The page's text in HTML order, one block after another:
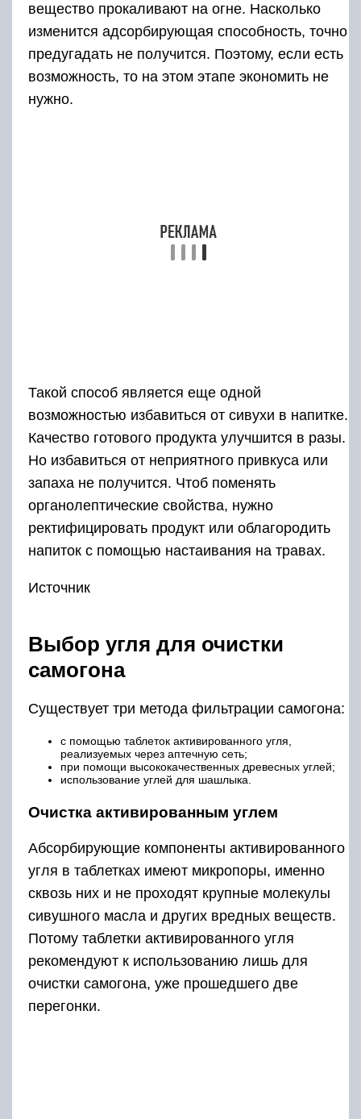
вещество прокаливают на огне. Насколько
изменится адсорбирующая способность, точно
предугадать не получится. Поэтому, если есть
возможность, то на этом этапе экономить не
нужно.
Такой способ является еще одной
возможностью избавиться от сивухи в напитке.
Качество готового продукта улучшится в разы.
Но избавиться от неприятного привкуса или
запаха не получится. Чтоб поменять
органолептические свойства, нужно
ректифицировать продукт или облагородить
напиток с помощью настаивания на травах.
Источник
Выбор угля для очистки
самогона
Существует три метода фильтрации самогона:
с помощью таблеток активированного угля,
реализуемых через аптечную сеть;
при помощи высококачественных древесных углей;
использование углей для шашлыка.
Очистка активированным углем
Абсорбирующие компоненты активированного
угля в таблетках имеют микропоры, именно
сквозь них и не проходят крупные молекулы
сивушного масла и других вредных веществ.
Потому таблетки активированного угля
рекомендуют к использованию лишь для
очистки самогона, уже прошедшего две
перегонки.